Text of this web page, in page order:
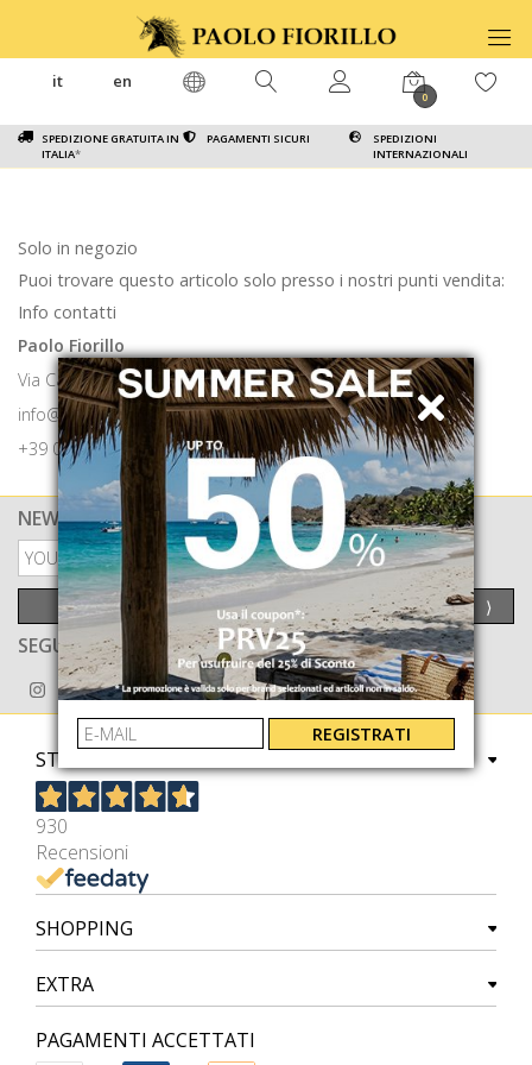
SPEDIZIONE GRATUITA IN
ITALIA*
PAGAMENTI SICURI
SPEDIZIONI
INTERNAZIONALI
it en
0
Solo in negozio
Puoi trovare questo articolo solo presso i nostri punti vendita:
Info contatti
Paolo Fiorillo
Via Calabritto 9 80121 Napoli
info@paolofiorillo.com
+39 081 1857 6024
NEWSLETTER
PRIVACY POLICY
INVIA ⟩
SEGUICI ANCHE SU
STORE
930
Recensioni
SHOPPING
EXTRA
PAGAMENTI ACCETTATI
REGISTRATI